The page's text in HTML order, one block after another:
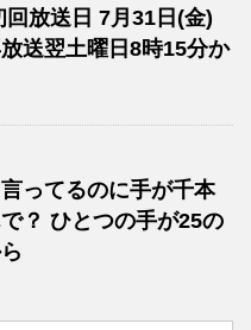
回放送日 7月31日(金)
送翌土曜日8時15分か
ってるのに手が千本
？ ひとつの手が25の